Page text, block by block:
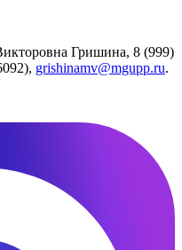
Гришина, 8 (999)
grishinamv@mgupp.ru.